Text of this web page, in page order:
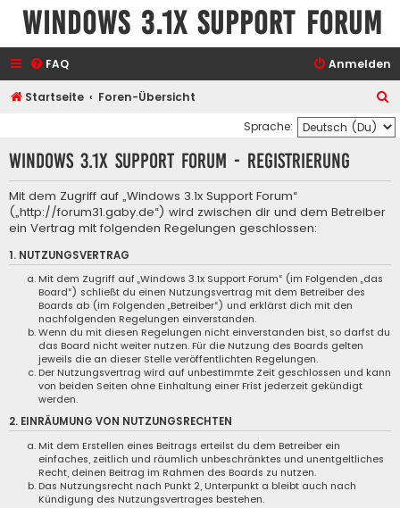
Windows 3.1x Support Forum
FAQ Anmelden
Startseite Foren-Übersicht
u
c
Sprache:
Windows 3.1x Support Forum - Registrierung
Mit dem Zugriff auf „Windows 3.1x Support Forum“
(„http://forum31.gaby.de“) wird zwischen dir und dem Betreiber
ein Vertrag mit folgenden Regelungen geschlossen:
1. NUTZUNGSVERTRAG
Mit dem Zugriff auf „Windows 3.1x Support Forum“ (im Folgenden „das
Board“) schließt du einen Nutzungsvertrag mit dem Betreiber des
Boards ab (im Folgenden „Betreiber“) und erklärst dich mit den
nachfolgenden Regelungen einverstanden.
Wenn du mit diesen Regelungen nicht einverstanden bist, so darfst du
das Board nicht weiter nutzen. Für die Nutzung des Boards gelten
jeweils die an dieser Stelle veröffentlichten Regelungen.
Der Nutzungsvertrag wird auf unbestimmte Zeit geschlossen und kann
von beiden Seiten ohne Einhaltung einer Frist jederzeit gekündigt
werden.
2. EINRÄUMUNG VON NUTZUNGSRECHTEN
Mit dem Erstellen eines Beitrags erteilst du dem Betreiber ein
einfaches, zeitlich und räumlich unbeschränktes und unentgeltliches
Recht, deinen Beitrag im Rahmen des Boards zu nutzen.
Das Nutzungsrecht nach Punkt 2, Unterpunkt a bleibt auch nach
Kündigung des Nutzungsvertrages bestehen.